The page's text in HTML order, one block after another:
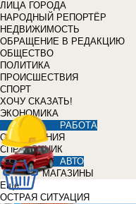
ЛИЦА ГОРОДА
НАРОДНЫЙ РЕПОРТЁР
НЕДВИЖИМОСТЬ
ОБРАЩЕНИЕ В РЕДАКЦИЮ
ОБЩЕСТВО
ПОЛИТИКА
ПРОИСШЕСТВИЯ
СПОРТ
ХОЧУ СКАЗАТЬ!
ЭКОНОМИКА
РАБОТА
ОБЪЯВЛЕНИЯ
СПРАВОЧНИК
АВТО
МАГАЗИНЫ
Еще
ОСТРАЯ СИТУАЦИЯ